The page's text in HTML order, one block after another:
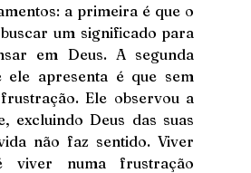
a primeira é que o
um significado para
em Deus. A segunda
ele apresenta é que sem
Ele observou a
excluindo Deus das suas
não faz sentido. Viver
viver numa frustração